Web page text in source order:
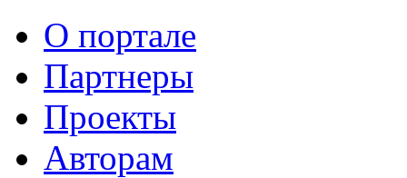
О портале
Партнеры
Проекты
Авторам